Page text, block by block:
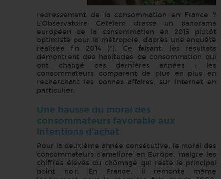
redressement de la consommation en France ?
L’Observatoire Cetelem dresse un panorama
européen de la consommation en 2015 plutôt
optimiste pour la métropole, d’après une enquête
réalisée fin 2014 (*). Ce faisant, les résultats
démontrent des habitudes de consommation qui
ont changé ces dernières années : les
consommateurs comparent de plus en plus en
recherchant les bonnes affaires, sur internet en
particulier.
Une hausse du moral des
consommateurs favorable aux
intentions d’achat
Pour la deuxième année consécutive, le moral des
consommateurs s’améliore en Europe, malgré les
chiffres élevés du chômage qui reste le principal
point noir. En France, il remonte même